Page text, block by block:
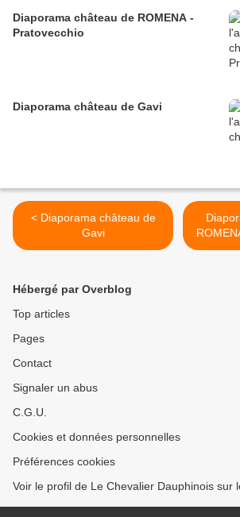
Diaporama château de ROMENA -
Pratovecchio
Diaporama château de Gavi
< Diaporama château de
Gavi
Hébergé par Overblog
Top articles
Pages
Contact
Signaler un abus
C.G.U.
Cookies et données personnelles
Préférences cookies
Voir le profil de Le Chevalier Dauphinois sur